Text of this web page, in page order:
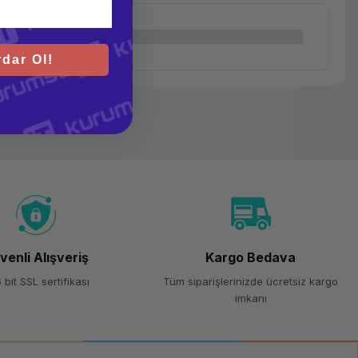
Alışveriş
bit SSL sertifikası
Kargo Bedava
Tüm siparişlerinizde ücretsiz kargo
imkanı
Ol!